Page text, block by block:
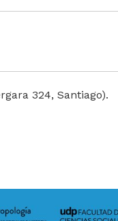
324, Santiago).